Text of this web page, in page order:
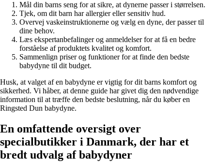
Mål din barns seng for at sikre, at dynerne passer i størrelsen.
Tjek, om dit barn har allergier eller sensitiv hud.
Overvej vaskeinstruktionerne og vælg en dyne, der passer til
dine behov.
Læs ekspertanbefalinger og anmeldelser for at få en bedre
forståelse af produktets kvalitet og komfort.
Sammenlign priser og funktioner for at finde den bedste
babydyne til dit budget.
Husk, at valget af en babydyne er vigtig for dit barns komfort og
sikkerhed. Vi håber, at denne guide har givet dig den nødvendige
information til at træffe den bedste beslutning, når du køber en
Ringsted Dun babydyne.
En omfattende oversigt over
specialbutikker i Danmark, der har et
bredt udvalg af babydyner